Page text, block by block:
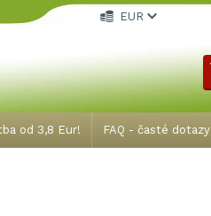
od 3,8 Eur! FAQ - časté dotazy
EUR